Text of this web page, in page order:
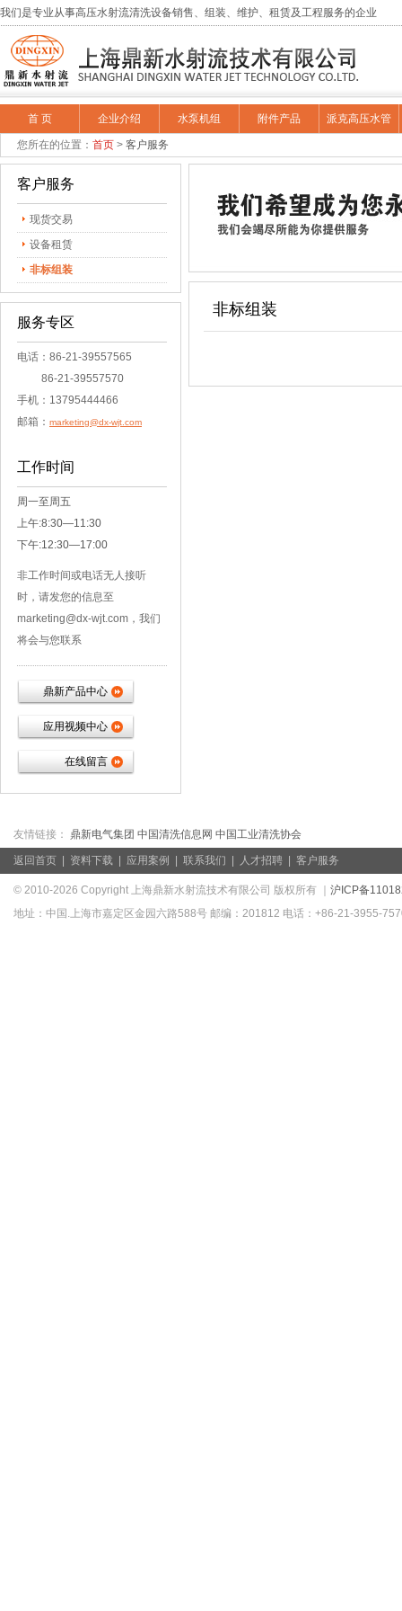
我们是专业从事高压水射流清洗设备销售、组装、维护、租赁及工程服务的企业
首 页 企业介绍 水泵机组 附件产品 派克高压水管
您所在的位置： 首页 > 客户服务
客户服务
现货交易
设备租赁
非标组装
服务专区
电话：86-21-39557565
86-21-39557570
手机：13795444466
邮箱： marketing@dx-wjt.com
工作时间
周一至周五
上午:8:30—11:30
下午:12:30—17:00
非工作时间或电话无人接听
时，请发您的信息至
marketing@dx-wjt.com，我们
将会与您联系
鼎新产品中心
应用视频中心
在线留言
非标组装
友情链接： 鼎新电气集团 中国清洗信息网 中国工业清洗协会
返回首页 资料下载 应用案例 联系我们 人才招聘 客户服务
© 2010-2026 Copyright 上海鼎新水射流技术有限公司 版权所有 ｜ 沪ICP备
地址：中国.上海市嘉定区金园六路588号 邮编：201812 电话：+86-21-3955-